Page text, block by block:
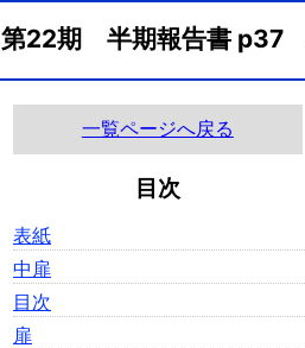
第22期 半期報告書 p37
一覧ページへ戻る
目次
表紙
中扉
目次
扉